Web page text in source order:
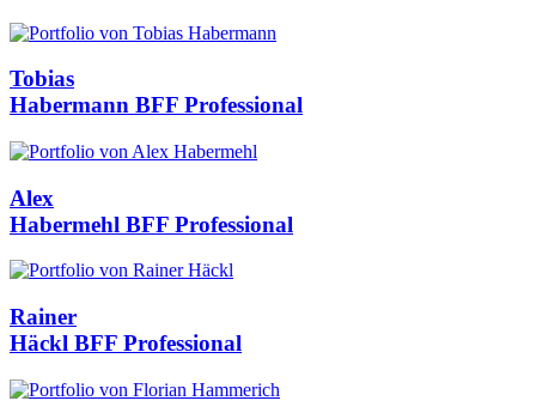
Tobias
Habermann BFF Professional
Alex
Habermehl BFF Professional
Rainer
Häckl BFF Professional